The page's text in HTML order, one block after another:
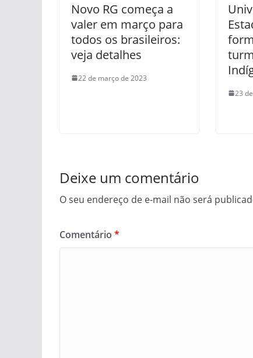
Novo RG começa a
valer em março para
todos os brasileiros:
veja detalhes
22 de março de 2023
23
Deixe um comentário
O seu endereço de e-mail não será
Comentário *